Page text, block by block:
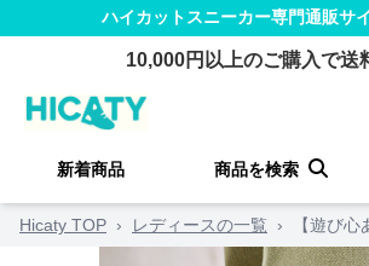
ハイカットスニーカー専門通販サ
10,000円以上のご購入で送
新着商品 商品を検索
Hicaty TOP › レディースの一覧 › 【遊び